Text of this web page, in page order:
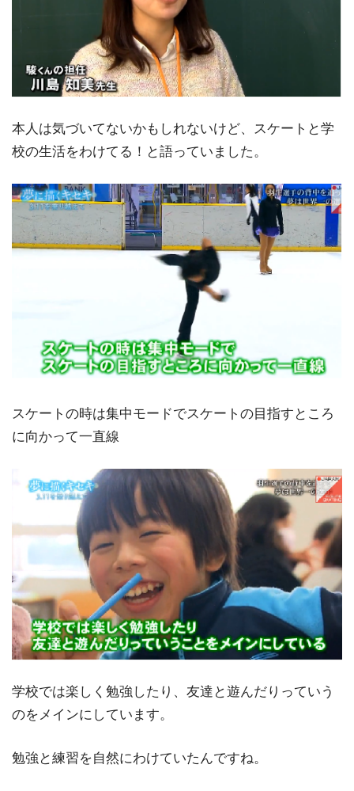
本人は気づいてないかもしれないけど、スケートと学
校の生活をわけてる！と語っていました。
スケートの時は集中モードでスケートの目指すところ
に向かって一直線
学校では楽しく勉強したり、友達と遊んだりっていう
のをメインにしています。
勉強と練習を自然にわけていたんですね。